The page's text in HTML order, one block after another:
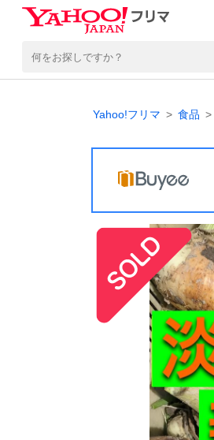
Yahoo!フリマ 食品